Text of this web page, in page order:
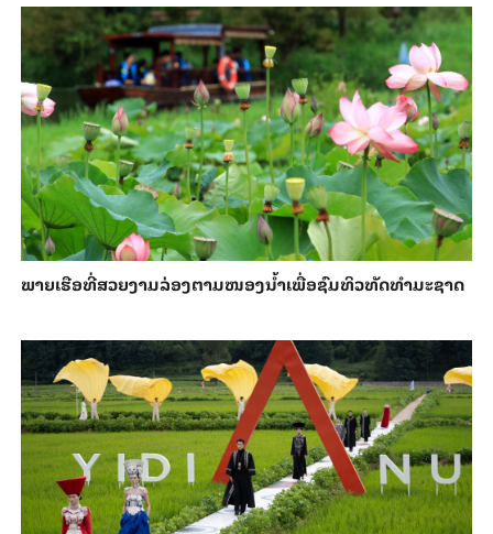
ພາຍ​ເຮືອທີ່​ສວຍ​ງາມ​ລ່ອງ​ຕາມ​​ໜອງນ້ຳ​​ເພື່ອ​ຊົມ​ທິວ​ທັດ​ທຳ​ມະ​ຊາດ